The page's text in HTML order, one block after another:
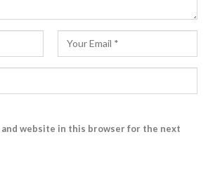
and website in this browser for the next